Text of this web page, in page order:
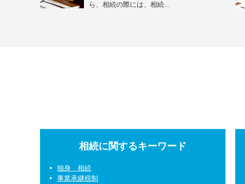
ら、相続の際には、相続...
相続に関するキーワード
独身 相続
事業承継税制